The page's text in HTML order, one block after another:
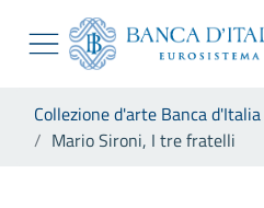
Skip to Main Content
Vai al sito istituzionale
Vai al menu di navigazione
Vai alla ricerca
Vai al footer
Collezione d'arte Banca d'Italia
Mario Sironi, I tre fratelli